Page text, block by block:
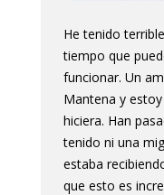
He tenido
tiempo que
funcionar. Un
Mantena y
hiciera. Han
tenido ni una
estaba
que esto es